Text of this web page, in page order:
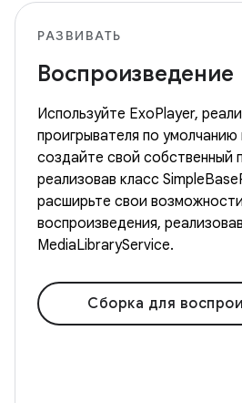
РАЗВИВАТЬ
Воспроизведение
Используйте ExoPlayer,
проигрывателя по умолчанию
создайте свой собственный
реализовав класс
расширьте свои возможности
воспроизведения,
MediaLibraryService.
Сборка для